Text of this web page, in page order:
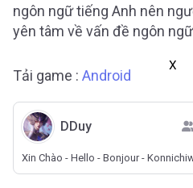
ngôn ngữ tiếng Anh nên
yên tâm về vấn đề ngôn
X
Tải game : Android
DDuy
Xin Chào - Hello - Bonjour -